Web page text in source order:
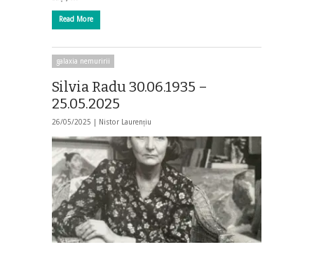
Read More
galaxia nemuririi
Silvia Radu 30.06.1935 –
25.05.2025
26/05/2025 | Nistor Laurențiu